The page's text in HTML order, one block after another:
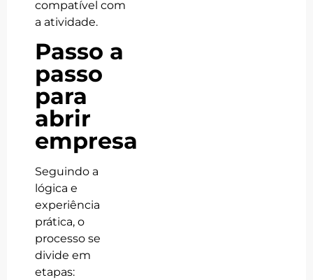
compatível com
a atividade.
Passo a
passo
para
abrir
empresa
Seguindo a
lógica e
experiência
prática, o
processo se
divide em
etapas: